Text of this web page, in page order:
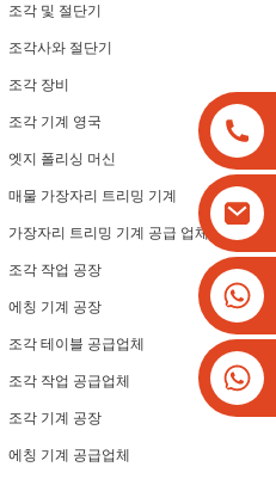
+16266628193
조각 및 절단기
조각사와 절단기
조각 장비
조각 기계 영국
엣지 폴리싱 머신
매물 가장자리 트리밍 기계
가장자리 트리밍 기계 공급 업체
조각 작업 공장
에칭 기계 공장
조각 테이블 공급업체
조각 작업 공급업체
조각 기계 공장
에칭 기계 공급업체